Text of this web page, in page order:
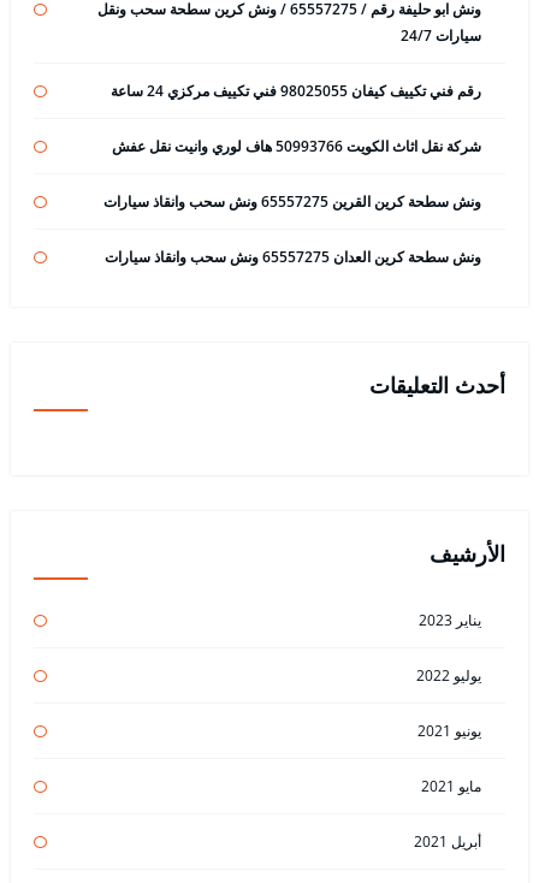
ونش ابو حليفة رقم / 65557275 / ونش كرين سطحة سحب ونقل
سيارات 24/7
رقم فني تكييف كيفان 98025055 فني تكييف مركزي 24 ساعة
شركة نقل اثاث الكويت 50993766 هاف لوري وانيت نقل عفش
ونش سطحة كرين القرين 65557275 ونش سحب وانقاذ سيارات
ونش سطحة كرين العدان 65557275 ونش سحب وانقاذ سيارات
أحدث التعليقات
الأرشيف
يناير 2023
يوليو 2022
يونيو 2021
مايو 2021
أبريل 2021